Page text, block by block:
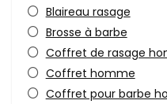
Blaireau rasage
Brosse à barbe
Coffret de rasage
Coffret homme
Coffret pour barbe